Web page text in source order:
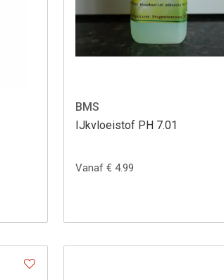
BMS
IJkvloeistof PH 7.01
Vanaf € 4.99